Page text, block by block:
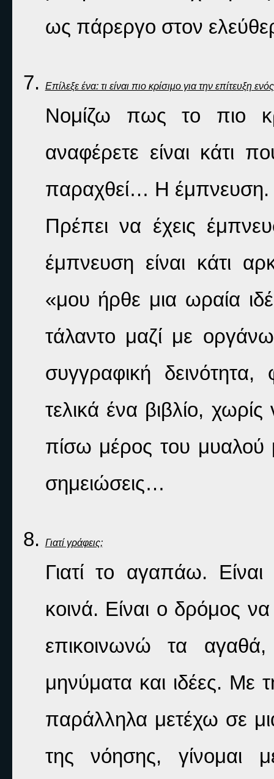
ως πάρεργο στον
Επίλεξε ένα: τι είναι πιο κρίσιμο για την επίτευξη
Νομίζω πως το πιο
αναφέρετε είναι κάτι
παραχθεί… Η έμπνευση.
Πρέπει να έχεις
έμπνευση είναι κάτι
«μου ήρθε μια ωραία
τάλαντο μαζί με
συγγραφική
τελικά ένα βιβλίο,
πίσω μέρος του μυαλού
σημειώσεις…
Γιατί γράφεις;
Γιατί το αγαπάω.
κοινά. Είναι ο δρόμος
επικοινωνώ τα
μηνύματα και ιδέες. Με
παράλληλα μετέχω σε
της νόησης, γίνομαι